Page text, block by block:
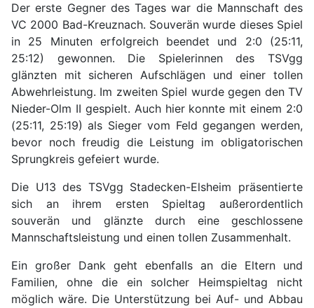
Der erste Gegner des Tages war die Mannschaft des
VC 2000 Bad-Kreuznach. Souverän wurde dieses Spiel
in 25 Minuten erfolgreich beendet und 2:0 (25:11,
25:12) gewonnen. Die Spielerinnen des TSVgg
glänzten mit sicheren Aufschlägen und einer tollen
Abwehrleistung. Im zweiten Spiel wurde gegen den TV
Nieder-Olm II gespielt. Auch hier konnte mit einem 2:0
(25:11, 25:19) als Sieger vom Feld gegangen werden,
bevor noch freudig die Leistung im obligatorischen
Sprungkreis gefeiert wurde.
Die U13 des TSVgg Stadecken-Elsheim präsentierte
sich an ihrem ersten Spieltag außerordentlich
souverän und glänzte durch eine geschlossene
Mannschaftsleistung und einen tollen Zusammenhalt.
Ein großer Dank geht ebenfalls an die Eltern und
Familien, ohne die ein solcher Heimspieltag nicht
möglich wäre. Die Unterstützung bei Auf- und Abbau